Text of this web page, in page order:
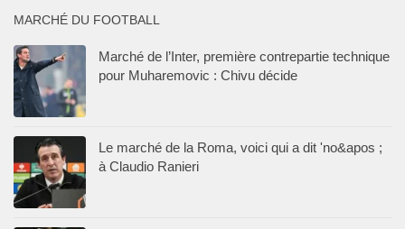
MARCHÉ DU FOOTBALL
Marché de l’Inter, première contrepartie technique
pour Muharemovic : Chivu décide
Le marché de la Roma, voici qui a dit 'no&apos ;
à Claudio Ranieri